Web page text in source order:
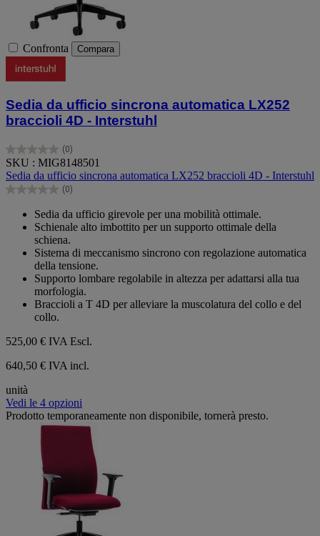
Confronta Compara
Sedia da ufficio sincrona automatica LX252
braccioli 4D - Interstuhl
(0)
0.0
su
5
stelle.
SKU : MIG8148501
Sedia da ufficio sincrona automatica LX252 braccioli 4D - Interstuhl
(0)
0.0
Sedia da ufficio girevole per una mobilità ottimale.
Schienale alto imbottito per un supporto ottimale della
schiena.
Sistema di meccanismo sincrono con regolazione automatica
della tensione.
Supporto lombare regolabile in altezza per adattarsi alla tua
morfologia.
Braccioli a T 4D per alleviare la muscolatura del collo e del
collo.
525,00 € IVA Escl.
640,50 € IVA incl.
unità
Vedi le 4 opzioni
Prodotto temporaneamente non disponibile, tornerà presto.